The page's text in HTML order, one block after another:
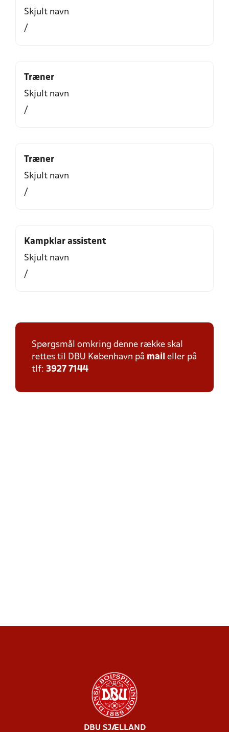
Skjult navn
/
Træner
Skjult navn
/
Træner
Skjult navn
/
Kampklar assistent
Skjult navn
/
Spørgsmål omkring denne række skal
rettes til DBU København på mail eller på
tlf: 3927 7144
DBU SJÆLLAND